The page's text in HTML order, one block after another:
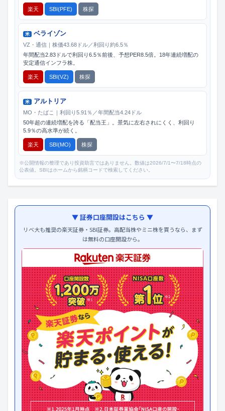
楽天 SBI(PFE) 株探
米 ベライゾン
VZ・通信｜株価43.68ドル／利回り約6.5％
年間配当2.83ドルで利回り6.5％前後、予想PER8.5倍。18年連続増配の
安定通信インフラ株。
楽天 SBI(VZ) 株探
米 アルトリア
MO・たばこ｜利回り5.91％／年間配当4.24ドル
50年超の連続増配を誇る「配当王」。景気に左右されにくく、利回り
5.9％の高水準が続く。
楽天 SBI(MO) 株探
※公開情報の整理であり投資助言ではありません。数値は2026/7/1〜7/18時点の
公表値。SBIはホームから銘柄コードで検索してください。
▼ 証券口座開設はこちら ▼
リベ大も推奨の楽天証券・SBI証券。高配当株やミニ株を買うなら、まず
は無料の口座開設から。